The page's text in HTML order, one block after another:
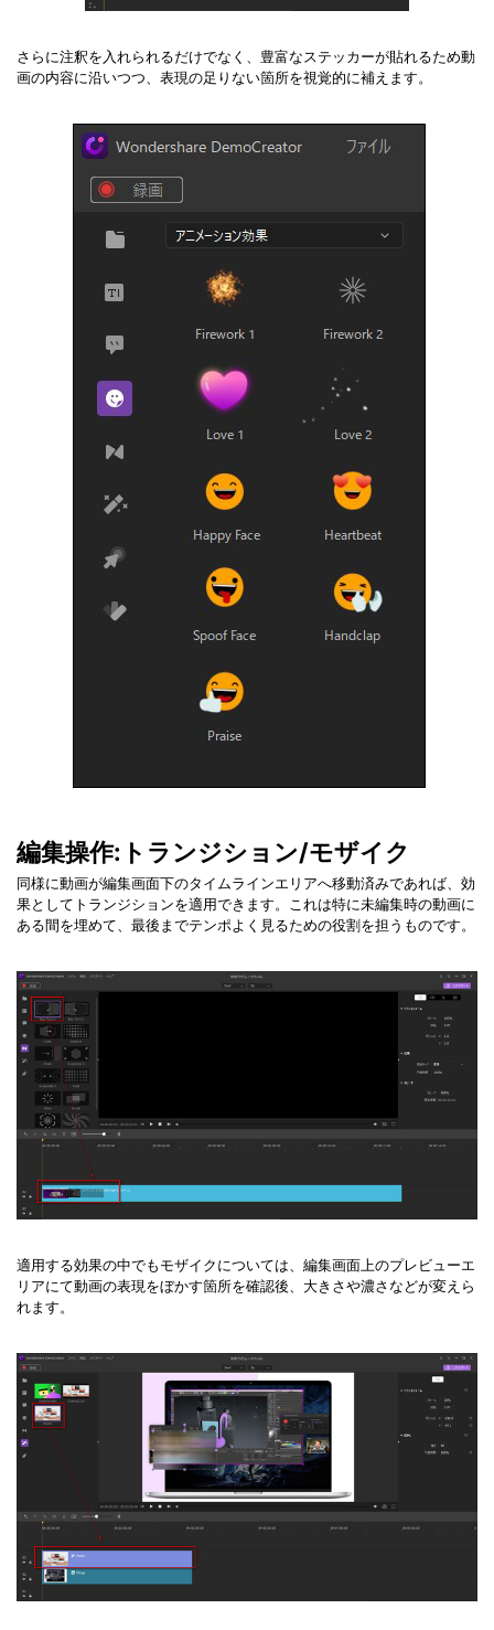
さらに注釈を入れられるだけでなく、豊富なステッカーが貼れるため動
画の内容に沿いつつ、表現の足りない箇所を視覚的に補えます。
編集操作:トランジション/モザイク
同様に動画が編集画面下のタイムラインエリアへ移動済みであれば、効
果としてトランジションを適用できます。これは特に未編集時の動画に
ある間を埋めて、最後までテンポよく見るための役割を担うものです。
適用する効果の中でもモザイクについては、編集画面上のプレビューエ
リアにて動画の表現をぼかす箇所を確認後、大きさや濃さなどが変えら
れます。